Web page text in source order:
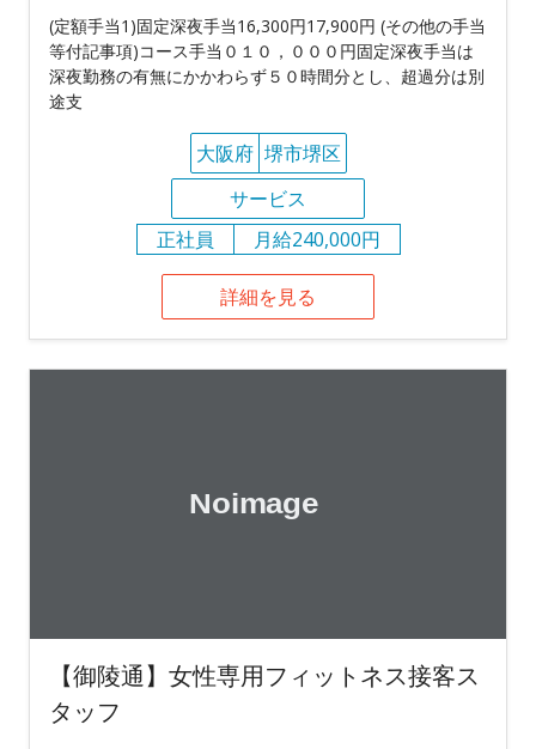
(定額手当1)固定深夜手当16,300円17,900円 (その他の手当
等付記事項)コース手当０１０，０００円固定深夜手当は
深夜勤務の有無にかかわらず５０時間分とし、超過分は別
途支
大阪府 堺市堺区
サービス
正社員
月給240,000円
詳細を見る
【御陵通】女性専用フィットネス接客ス
タッフ